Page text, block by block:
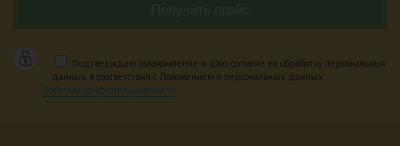
Подтверждаю ознакомление и даю согласие на обработку персональных
данных в соответствии с Положением о персональных данных.
Политика конфиденциальности